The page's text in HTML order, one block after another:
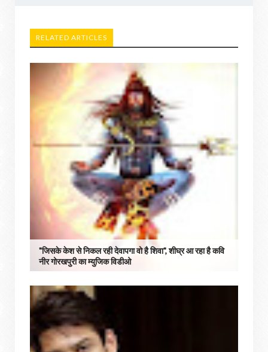
RELATED ARTICLES
"जिसके केश से निकल रही देवापगा वो है शिवा", शीघ्र आ रहा है कवि
नीर गोरखपुरी का म्युजिक विडीओ